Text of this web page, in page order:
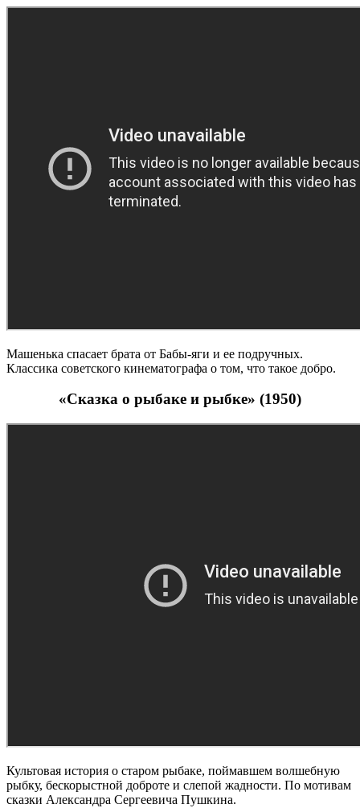
Машенька спасает брата от Бабы-яги и ее подручных.
Классика советского кинематографа о том, что такое добро.
«Сказка о рыбаке и рыбке» (1950)
Культовая история о старом рыбаке, поймавшем волшебную
рыбку, бескорыстной доброте и слепой жадности. По мотивам
сказки Александра Сергеевича Пушкина.